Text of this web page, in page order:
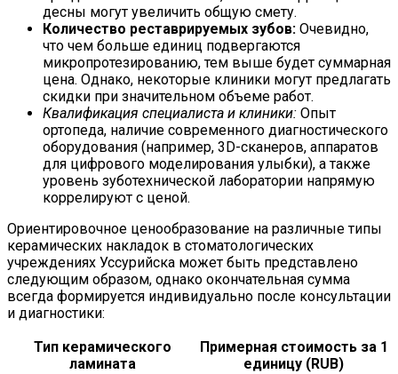
десны могут увеличить общую смету.
Количество реставрируемых зубов: Очевидно,
что чем больше единиц подвергаются
микропротезированию, тем выше будет суммарная
цена. Однако, некоторые клиники могут предлагать
скидки при значительном объеме работ.
Квалификация специалиста и клиники: Опыт
ортопеда, наличие современного диагностического
оборудования (например, 3D-сканеров, аппаратов
для цифрового моделирования улыбки), а также
уровень зуботехнической лаборатории напрямую
коррелируют с ценой.
Ориентировочное ценообразование на различные типы
керамических накладок в стоматологических
учреждениях Уссурийска может быть представлено
следующим образом, однако окончательная сумма
всегда формируется индивидуально после консультации
и диагностики:
Тип керамического
ламината
Примерная стоимость за 1
единицу (RUB)